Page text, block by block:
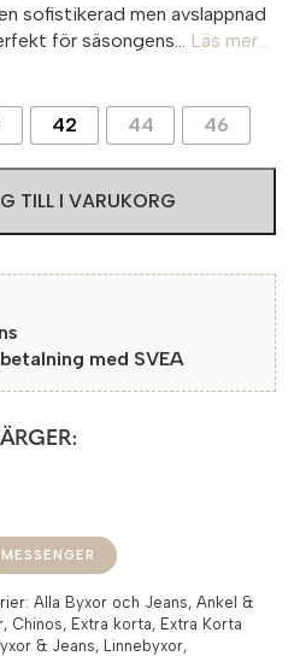
sofistikerad men avslappnad
för säsongens...
Läs mer...
42 44 46
TILL I VARUKORG
med SVEA
MESSENGER
Alla Byxor och Jeans, Ankel &
, Chinos, Extra korta, Extra Korta
& Jeans, Linnebyxor,